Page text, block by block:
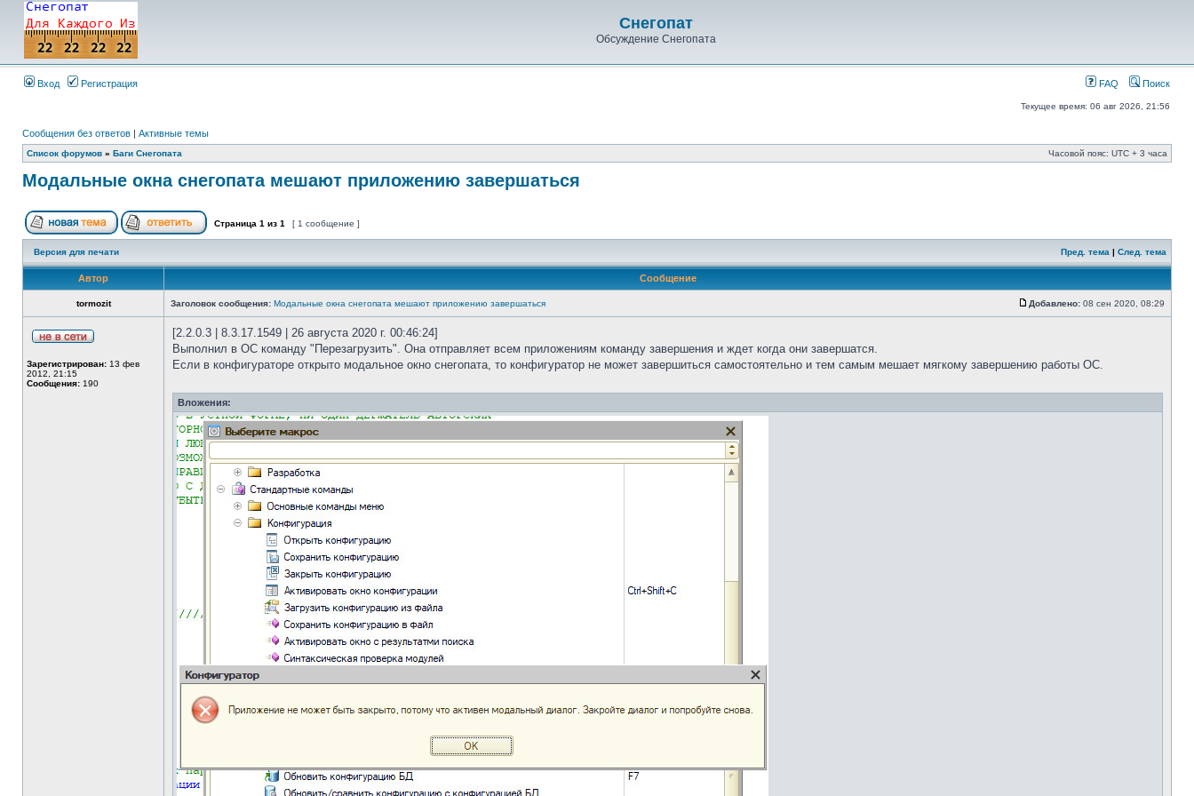
Снегопат
Обсуждение Снегопата
Вход Регистрация FAQ Поиск
Текущее время: 06 авг 2026, 21:56
Сообщения без ответов | Активные темы
Список форумов » Баги Снегопата Часовой пояс: UTC + 3 часа
Модальные окна снегопата мешают приложению завершаться
Страница 1 из 1 [ 1 сообщение ]
Версия для печати Пред. тема | След. тема
Автор Сообщение
tormozit Заголовок сообщения: Модальные окна снегопата мешают приложению завершаться Добавлено: 08 сен 2020, 08:29
Зарегистрирован: 13 фев
2012, 21:15
Сообщения: 190
[2.2.0.3 | 8.3.17.1549 | 26 августа 2020 г. 00:46:24]
Выполнил в ОС команду "Перезагрузить". Она отправляет всем приложениям команду завершения и ждет когда они завершатся.
Если в конфигураторе открыто модальное окно снегопата, то конфигуратор не может завершиться самостоятельно и тем самым мешает мягкому завершению работы ОС.
Вложения: